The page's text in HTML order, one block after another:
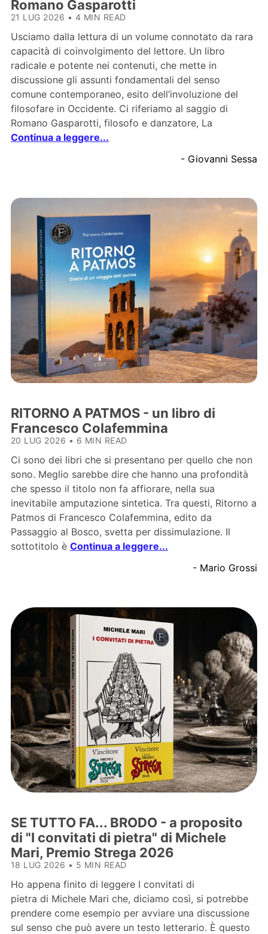
Romano Gasparotti
21 LUG 2026 • 4 MIN READ
Usciamo dalla lettura di un volume connotato da rara
capacità di coinvolgimento del lettore. Un libro
radicale e potente nei contenuti, che mette in
discussione gli assunti fondamentali del senso
comune contemporaneo, esito dell’involuzione del
filosofare in Occidente. Ci riferiamo al saggio di
Romano Gasparotti, filosofo e danzatore, La
Continua a leggere...
- Giovanni Sessa
RITORNO A PATMOS - un libro di
Francesco Colafemmina
20 LUG 2026 • 6 MIN READ
Ci sono dei libri che si presentano per quello che non
sono. Meglio sarebbe dire che hanno una profondità
che spesso il titolo non fa affiorare, nella sua
inevitabile amputazione sintetica. Tra questi, Ritorno a
Patmos di Francesco Colafemmina, edito da
Passaggio al Bosco, svetta per dissimulazione. Il
sottotitolo è Continua a leggere...
- Mario Grossi
SE TUTTO FA... BRODO - a proposito
di "I convitati di pietra" di Michele
Mari, Premio Strega 2026
18 LUG 2026 • 5 MIN READ
Ho appena finito di leggere I convitati di
pietra di Michele Mari che, diciamo così, si potrebbe
prendere come esempio per avviare una discussione
sul senso che può avere un testo letterario. È questo